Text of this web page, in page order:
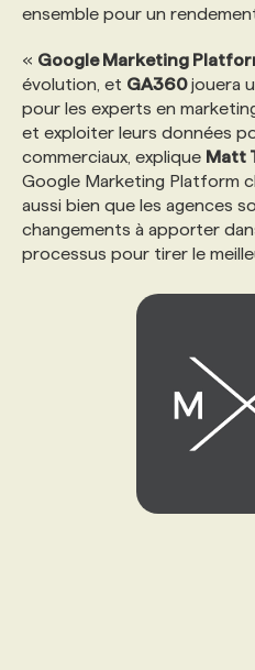
ensemble pour un
« Google Marketing
évolution, et GA360jouera
pour les experts en
et exploiter leurs données
commerciaux, explique Matt
Google Marketing Platform
aussi bien que les agences
changements à apporter
processus pour tirer le